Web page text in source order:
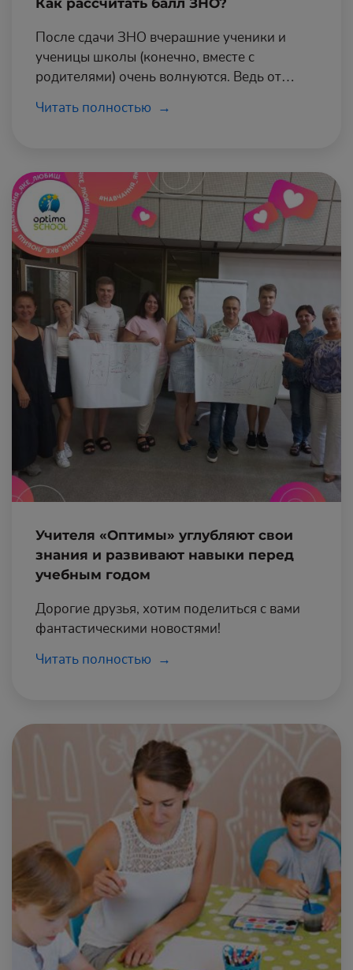
После сдачи ЗНО вчерашние ученики и
ученицы школы (конечно, вместе с
родителями) очень волнуются. Ведь от
будущее ребенка и то, дверь в какое
очень сложно. Именно поэтому
абитуриенты пытаются самостоятельно
рассчитать балл ЗНО и оценить свои шансы.
Какие нюансы есть сегодня и как это делать
– читайте в этой статье.
Читать полностью
Учителя «Оптимы» углубляют свои
знания и развивают навыки перед
учебным годом
Дорогие друзья, хотим поделиться с вами
фантастическими новостями!
Читать полностью